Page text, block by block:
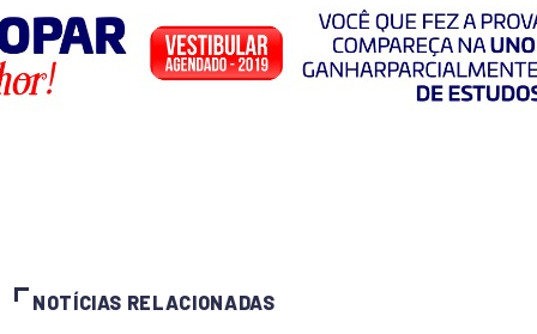
NOTÍCIAS RELACIONADAS